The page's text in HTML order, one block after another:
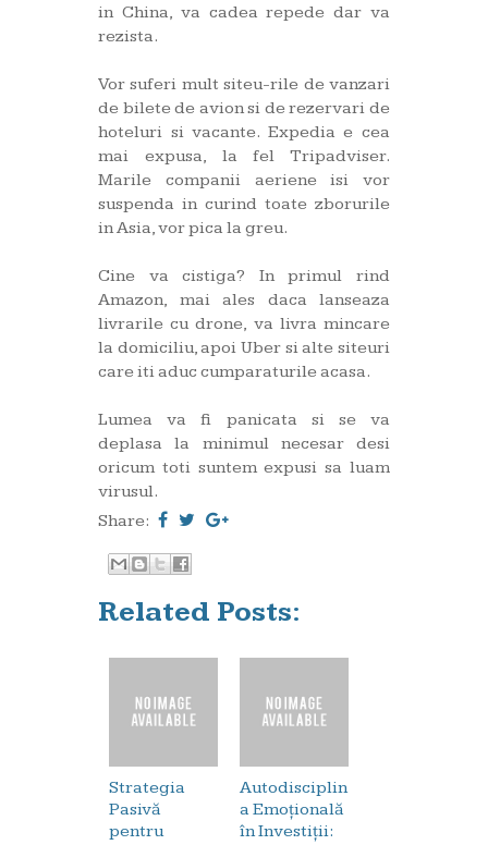
in China, va cadea repede dar va
rezista.
Vor suferi mult siteu-rile de vanzari
de bilete de avion si de rezervari de
hoteluri si vacante. Expedia e cea
mai expusa, la fel Tripadviser.
Marile companii aeriene isi vor
suspenda in curind toate zborurile
in Asia, vor pica la greu.
Cine va cistiga? In primul rind
Amazon, mai ales daca lanseaza
livrarile cu drone, va livra mincare
la domiciliu, apoi Uber si alte siteuri
care iti aduc cumparaturile acasa.
Lumea va fi panicata si se va
deplasa la minimul necesar desi
oricum toti suntem expusi sa luam
virusul.
Share:
Related Posts:
Strategia
Pasivă
pentru
Autodisciplin
a Emoțională
în Investiții: